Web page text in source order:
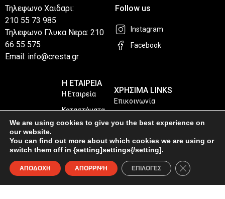
Τηλεφωνο Χαιδαρι:
210 55 73 985
Τηλεφωνο Γλυκα Νερα: 210
66 55 575
Email: info@cresta.gr
Η ΕΤΑΙΡΕΙΑ
Η Εταιρεία
Καταστήματα
ΧΡΗΣΙΜΑ LINKS
Επικοινωνία
Follow us
Instagram
Facebook
© Copyright 2026 4ps.gr. All Rights Reserved
We are using cookies to give you the best experience on
our website.
You can find out more about which cookies we are using or
switch them off in {setting]settings{/setting].
ΑΠΟΔΟΧΗ ΑΠΟΡΡΙΨΗ ΕΠΙΛΟΓΕΣ Κλείσιμο